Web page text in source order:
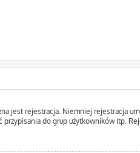
jest rejestracja. Niemniej rejestracja
do grup użytkowników itp.